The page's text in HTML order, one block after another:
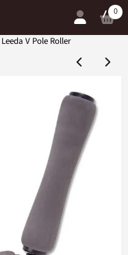
0
Leeda V Pole Roller